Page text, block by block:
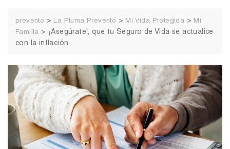
prevento > La Pluma Prevento > Mi Vida Protegida > Mi
Familia > ¡Asegúrate!, que tu Seguro de Vida se actualice
con la inflación